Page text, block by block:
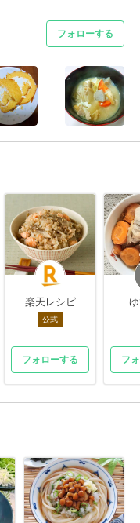
フォローする
楽天レシピ
公式
フォローする フ